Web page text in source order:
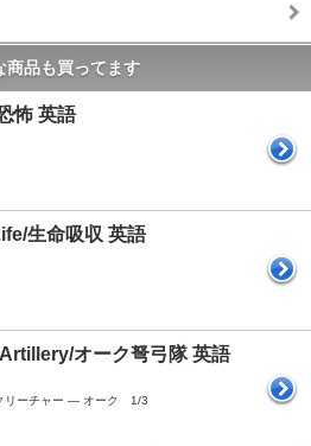
商品も買ってます
怖 英語
生命吸収 英語
オーク弩弓隊 英語
リーチャー ― オーク 1/3